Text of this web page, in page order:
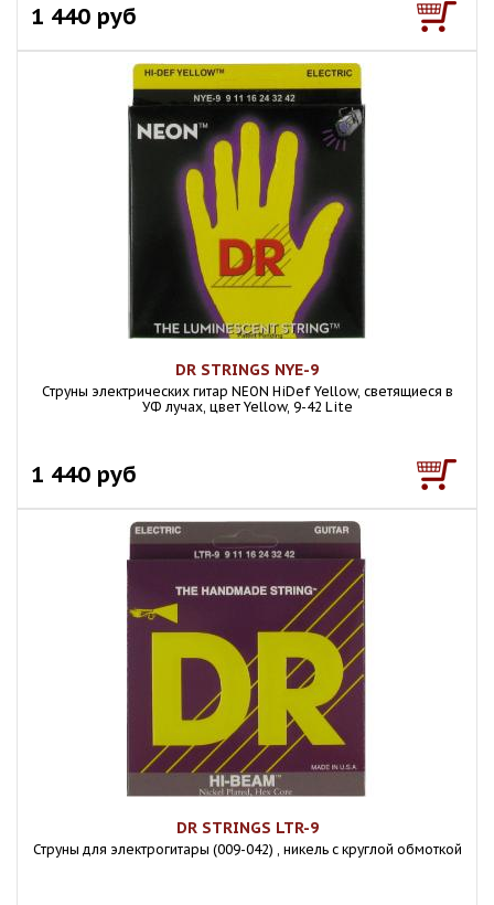
1 440 руб
DR STRINGS NYE-9
Струны электрических гитар NEON HiDef Yellow, светящиеся в
УФ лучах, цвет Yellow, 9-42 Lite
1 440 руб
DR STRINGS LTR-9
Струны для электрогитары (009-042) , никель с круглой обмоткой